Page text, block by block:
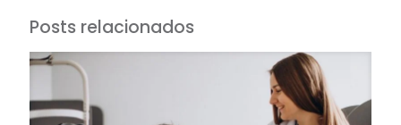
Posts relacionados